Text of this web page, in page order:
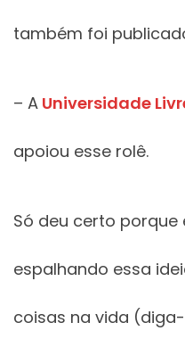
também foi
– A Universidade
apoiou esse rolê.
Só deu certo porque
espalhando essa
coisas na vida